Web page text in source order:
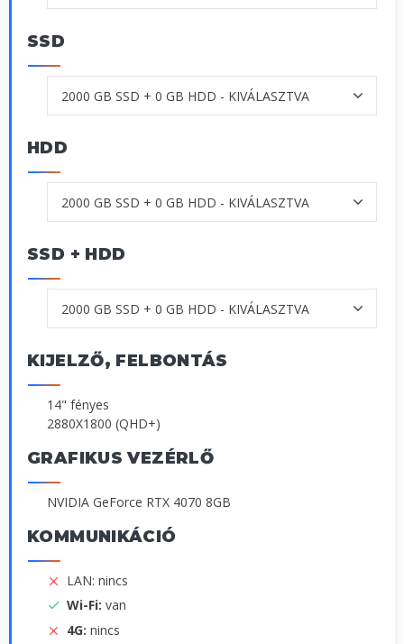
SSD
HDD
SSD + HDD
KIJELZŐ, FELBONTÁS
14" fényes
2880X1800 (QHD+)
GRAFIKUS VEZÉRLŐ
NVIDIA GeForce RTX 4070 8GB
KOMMUNIKÁCIÓ
LAN: nincs
Wi-Fi: van
4G: nincs